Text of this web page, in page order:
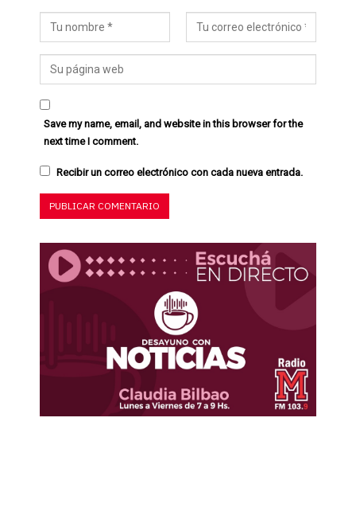
Save my name, email, and website in this browser for the
next time I comment.
Recibir un correo electrónico con cada nueva entrada.